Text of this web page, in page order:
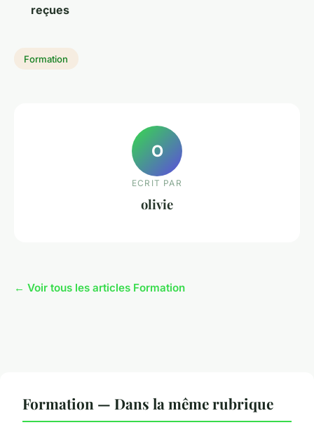
reçues
Formation
O
ECRIT PAR
olivie
← Voir tous les articles Formation
Formation — Dans la même rubrique